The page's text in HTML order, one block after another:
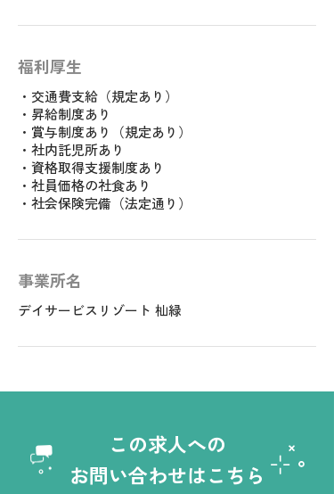
福利厚生
・交通費支給（規定あり）
・昇給制度あり
・賞与制度あり（規定あり）
・社内託児所あり
・資格取得支援制度あり
・社員価格の社食あり
・社会保険完備（法定通り）
事業所名
デイサービスリゾート 杣緑
この求人への
お問い合わせはこちら